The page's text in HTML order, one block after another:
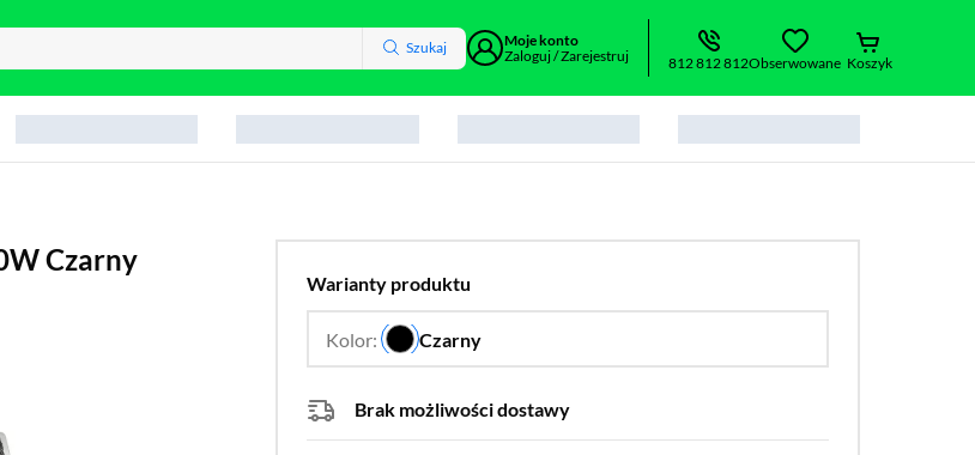
Szukaj
Moje konto
Zaloguj / Zarejestruj
812 812 812Obserwowane Koszyk
Czarny
Warianty produktu
Kolor: Czarny
…
Brak możliwości dostawy